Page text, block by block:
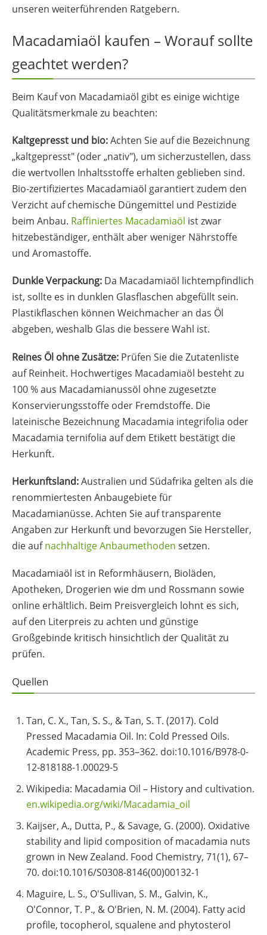
unseren weiterführenden Ratgebern.
Macadamiaöl kaufen – Worauf sollte
geachtet werden?
Beim Kauf von Macadamiaöl gibt es einige wichtige
Qualitätsmerkmale zu beachten:
Kaltgepresst und bio:Achten Sie auf die Bezeichnung
„kaltgepresst" (oder „nativ"), um sicherzustellen, dass
die wertvollen Inhaltsstoffe erhalten geblieben sind.
Bio-zertifiziertes Macadamiaöl garantiert zudem den
Verzicht auf chemische Düngemittel und Pestizide
beim Anbau. Raffiniertes Macadamiaöl ist zwar
hitzebeständiger, enthält aber weniger Nährstoffe
und Aromastoffe.
Dunkle Verpackung: Da Macadamiaöl lichtempfindlich
ist, sollte es in dunklen Glasflaschen abgefüllt sein.
Plastikflaschen können Weichmacher an das Öl
abgeben, weshalb Glas die bessere Wahl ist.
Reines Öl ohne Zusätze: Prüfen Sie die Zutatenliste
auf Reinheit. Hochwertiges Macadamiaöl besteht zu
100 % aus Macadamianussöl ohne zugesetzte
Konservierungsstoffe oder Fremdstoffe. Die
lateinische Bezeichnung Macadamia integrifolia oder
Macadamia ternifolia auf dem Etikett bestätigt die
Herkunft.
Herkunftsland:Australien und Südafrika gelten als die
renommiertesten Anbaugebiete für
Macadamianüsse. Achten Sie auf transparente
Angaben zur Herkunft und bevorzugen Sie Hersteller,
die aufnachhaltige Anbaumethoden setzen.
Macadamiaöl ist in Reformhäusern, Bioläden,
Apotheken, Drogerien wie dm und Rossmann sowie
online erhältlich. Beim Preisvergleich lohnt es sich,
auf den Literpreis zu achten und günstige
Großgebinde kritisch hinsichtlich der Qualität zu
prüfen.
Quellen
Tan, C. X., Tan, S. S., & Tan, S. T. (2017). Cold
Pressed Macadamia Oil. In: Cold Pressed Oils.
Academic Press, pp. 353–362. doi:10.1016/B978-0-
12-818188-1.00029-5
Wikipedia: Macadamia Oil – History and cultivation.
en.wikipedia.org/wiki/Macadamia_oil
Kaijser, A., Dutta, P., & Savage, G. (2000). Oxidative
stability and lipid composition of macadamia nuts
grown in New Zealand. Food Chemistry, 71(1), 67–
70. doi:10.1016/S0308-8146(00)00132-1
Maguire, L. S., O'Sullivan, S. M., Galvin, K.,
O'Connor, T. P., & O'Brien, N. M. (2004). Fatty acid
profile, tocopherol, squalene and phytosterol